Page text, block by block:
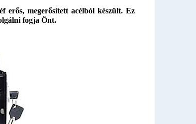
erős, megerősített acélból készült. Ez
fogja Önt.